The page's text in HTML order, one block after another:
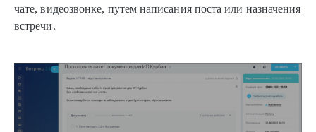
чате, видеозвонке, путем написания поста или назначения
встречи.